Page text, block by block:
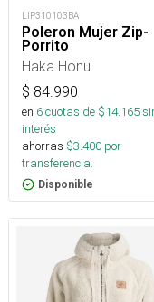
LIP310103BA
Poleron Mujer Zip-
Porrito
Haka Honu
$ 84.990
en 6cuotas de $14.165
interés
ahorras $3.400 por
transferencia.
Disponible